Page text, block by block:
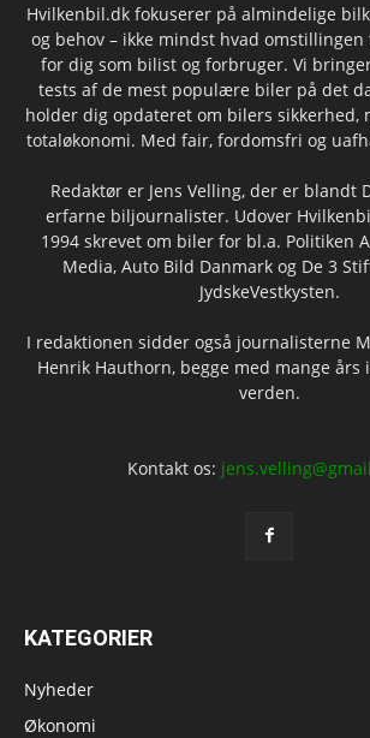
Hvilkenbil.dk fokuserer på almindelige
og behov – ikke mindst hvad
for dig som bilist og forbruger. Vi
tests af de mest populære biler på det
holder dig opdateret om bilers sikkerhed,
totaløkonomi. Med fair, fordomsfri og
Redaktør er Jens Velling, der er blandt
erfarne biljournalister. Udover
1994 skrevet om biler for bl.a. Politiken
Media, Auto Bild Danmark og De 3
JydskeVestkysten.
I redaktionen sidder også journalisterne
Henrik Hauthorn, begge med mange
verden.
Kontakt os:
KATEGORIER
Nyheder
Økonomi